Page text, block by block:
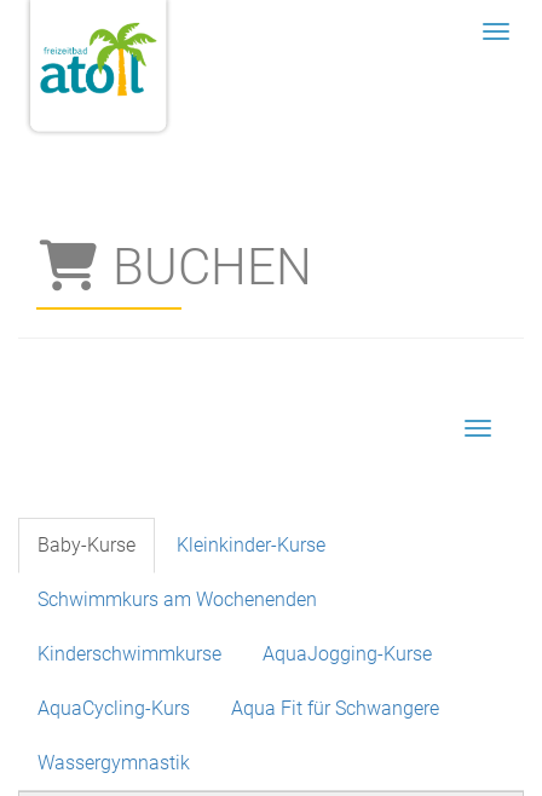
BUCHEN
Baby-Kurse Kleinkinder-Kurse
Schwimmkurs am Wochenenden
Kinderschwimmkurse AquaJogging-Kurse
AquaCycling-Kurs Aqua Fit für Schwangere
Wassergymnastik